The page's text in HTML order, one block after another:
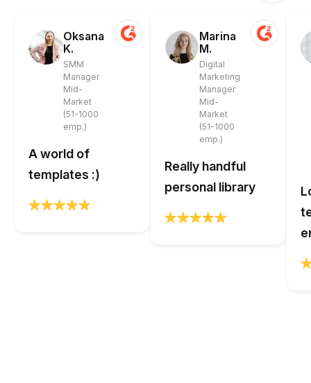
Oksana
K.
SMM
Manager
Mid-
Market
(51-1000
emp.)
A world of
templates :)
Marina
M.
Digital
Marketing
Manager
Mid-
Market
(51-1000
emp.)
Really handful
personal library